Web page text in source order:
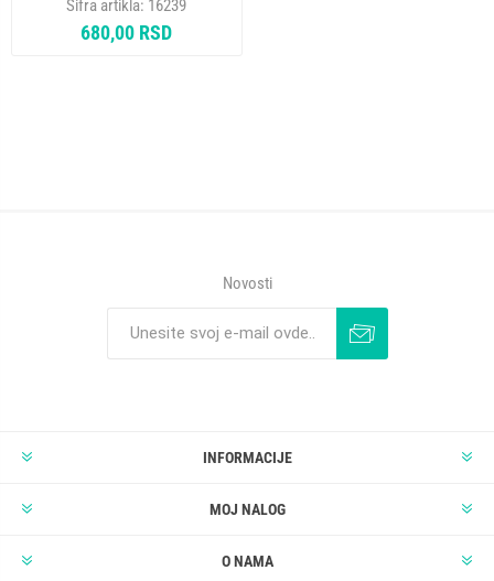
Šifra artikla: 16239
680,00 RSD
Novosti
INFORMACIJE
MOJ NALOG
O NAMA